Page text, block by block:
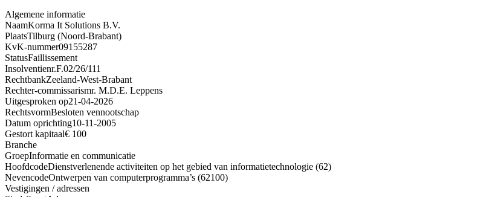
Algemene informatie
NaamKorma It Solutions B.V.
PlaatsTilburg (Noord-Brabant)
KvK-nummer09155287
StatusFaillissement
Insolventienr.F.02/26/111
RechtbankZeeland-West-Brabant
Rechter-commissarismr. M.D.E. Leppens
Uitgesproken op21-04-2026
RechtsvormBesloten vennootschap
Datum oprichting10-11-2005
Gestort kapitaal€ 100
Branche
GroepInformatie en communicatie
HoofdcodeDienstverlenende activiteiten op het gebied van informatietechnologie (62)
NevencodeOntwerpen van computerprogramma’s (62100)
Vestigingen / adressen